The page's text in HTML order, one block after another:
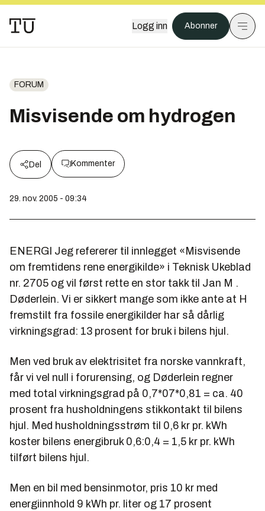
Logg inn Abonner
FORUM
Misvisende om hydrogen
Del Kommenter
29. nov. 2005 - 09:34
ENERGI Jeg refererer til innlegget «Misvisende
om fremtidens rene energikilde» i Teknisk Ukeblad
nr. 2705 og vil først rette en stor takk til Jan M .
Døderlein. Vi er sikkert mange som ikke ante at H
fremstilt fra fossile energikilder har så dårlig
virkningsgrad: 13 prosent for bruk i bilens hjul.
Men ved bruk av elektrisitet fra norske vannkraft,
får vi vel null i forurensing, og Døderlein regner
med total virkningsgrad på 0,7*07*0,81 = ca. 40
prosent fra husholdningens stikkontakt til bilens
hjul. Med husholdningsstrøm til 0,6 kr pr. kWh
koster bilens energibruk 0,6:0,4 = 1,5 kr pr. kWh
tilført bilens hjul.
Men en bil med bensinmotor, pris 10 kr med
energiinnhold 9 kWh pr. liter og 17 prosent